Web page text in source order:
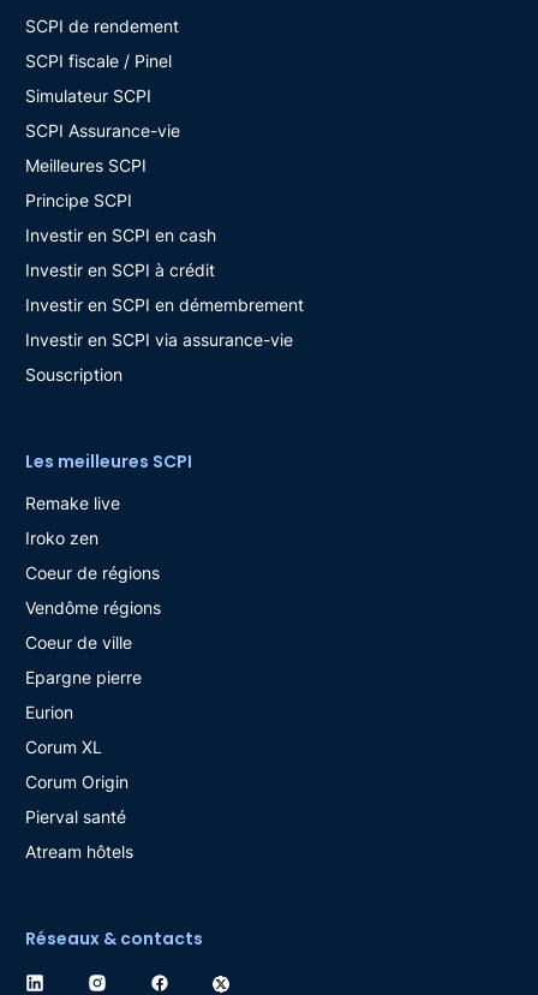
SCPI de rendement
SCPI fiscale / Pinel
Simulateur SCPI
SCPI Assurance-vie
Meilleures SCPI
Principe SCPI
Investir en SCPI en cash
Investir en SCPI à crédit
Investir en SCPI en démembrement
Investir en SCPI via assurance-vie
Souscription
Les meilleures SCPI
Remake live
Iroko zen
Coeur de régions
Vendôme régions
Coeur de ville
Epargne pierre
Eurion
Corum XL
Corum Origin
Pierval santé
Atream hôtels
Réseaux & contacts